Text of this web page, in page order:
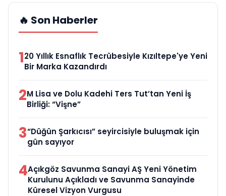
🔥 Son Haberler
120 Yıllık Esnaflık Tecrübesiyle Kızıltepe'ye Yeni
Bir Marka Kazandırdı
2M Lisa ve Dolu Kadehi Ters Tut’tan Yeni İş
Birliği: “Vişne”
3“Düğün Şarkıcısı” seyircisiyle buluşmak için
gün sayıyor
4Açıkgöz Savunma Sanayi AŞ Yeni Yönetim
Kurulunu Açıkladı ve Savunma Sanayinde
Küresel Vizyon Vurgusu